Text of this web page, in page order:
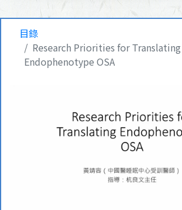
目錄
Research Priorities for Translating
Endophenotype OSA